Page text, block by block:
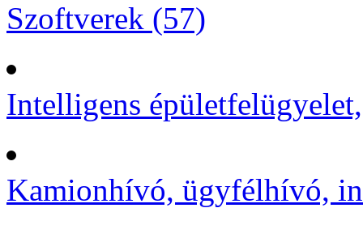
Szoftverek (57)
Intelligens
Kamionhívó, ügyfélhívó,